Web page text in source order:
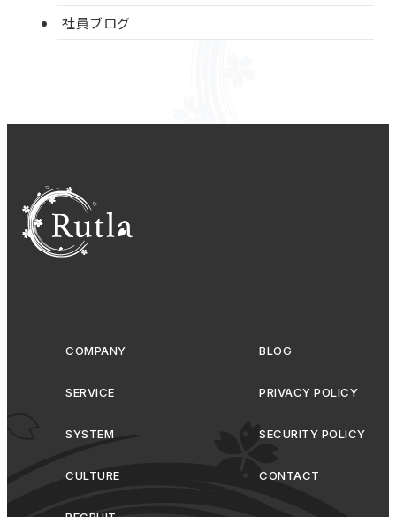
社員ブログ
COMPANY
SERVICE
SYSTEM
CULTURE
BLOG
PRIVACY POLICY
SECURITY POLICY
CONTACT